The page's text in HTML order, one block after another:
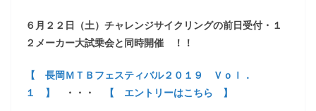
６月２２日（土）チャレンジサイクリングの前日受付・１
２メーカー大試乗会と同時開催 ！！
【 長岡ＭＴＢフェスティバル２０１９ Ｖｏｌ．
１ 】
・・・ 【 エントリーはこちら 】